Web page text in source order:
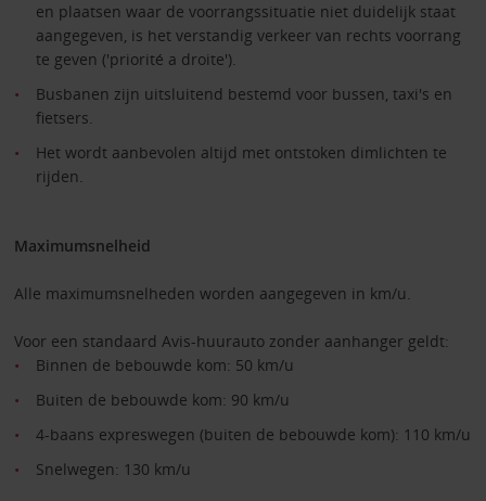
en plaatsen waar de voorrangssituatie niet duidelijk staat
aangegeven, is het verstandig verkeer van rechts voorrang
te geven ('priorité a droite').
Busbanen zijn uitsluitend bestemd voor bussen, taxi's en
fietsers.
Het wordt aanbevolen altijd met ontstoken dimlichten te
rijden.
Maximumsnelheid
Alle maximumsnelheden worden aangegeven in km/u.
Voor een standaard Avis-huurauto zonder aanhanger geldt:
Binnen de bebouwde kom: 50 km/u
Buiten de bebouwde kom: 90 km/u
4-baans expreswegen (buiten de bebouwde kom): 110 km/u
Snelwegen: 130 km/u